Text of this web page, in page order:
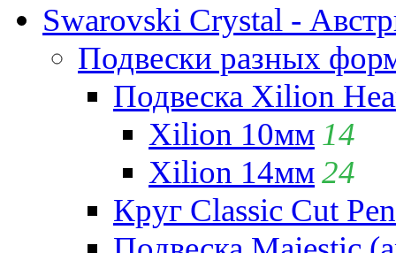
Swarovski Crystal -
Подвески разных
Подвеска Xilion
Xilion 10мм 14
Xilion 14мм24
Круг Classic Cut